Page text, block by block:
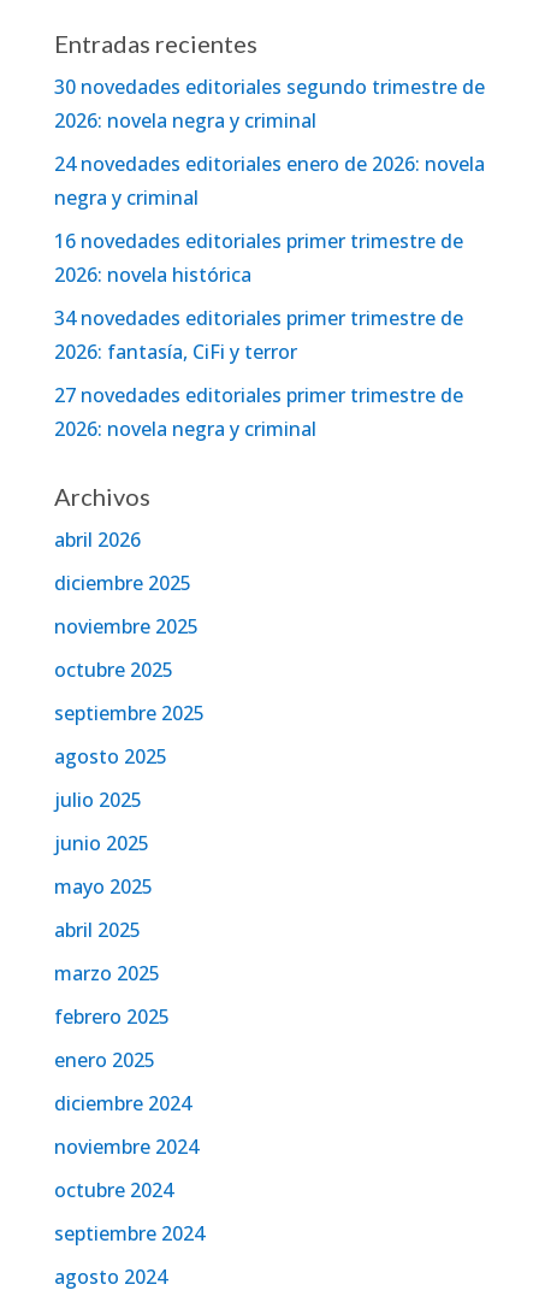
Entradas recientes
30 novedades editoriales segundo trimestre de
2026: novela negra y criminal
24 novedades editoriales enero de 2026: novela
negra y criminal
16 novedades editoriales primer trimestre de
2026: novela histórica
34 novedades editoriales primer trimestre de
2026: fantasía, CiFi y terror
27 novedades editoriales primer trimestre de
2026: novela negra y criminal
Archivos
abril 2026
diciembre 2025
noviembre 2025
octubre 2025
septiembre 2025
agosto 2025
julio 2025
junio 2025
mayo 2025
abril 2025
marzo 2025
febrero 2025
enero 2025
diciembre 2024
noviembre 2024
octubre 2024
septiembre 2024
agosto 2024